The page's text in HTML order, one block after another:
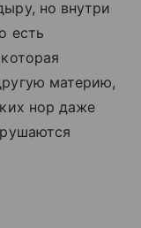
но внутри
есть
материю,
нор даже